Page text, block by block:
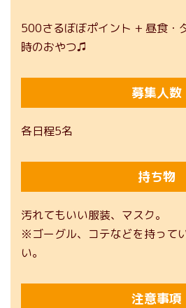
500さるぼぼポイント + 昼食・
時のおやつ♫
募集人数
各日程5名
持ち物
汚れてもいい服装、マスク。
※ゴーグル、コテなどを持って
い。
注意事項